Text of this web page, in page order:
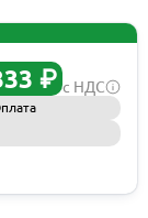
₽ с НДС